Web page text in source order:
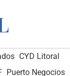
CYD Litoral
Puerto Negocios